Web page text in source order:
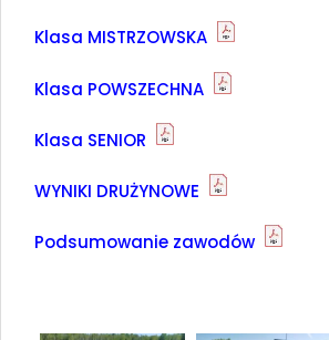
Klasa MISTRZOWSKA
Klasa POWSZECHNA
Klasa SENIOR
WYNIKI DRUŻYNOWE
Podsumowanie zawodów